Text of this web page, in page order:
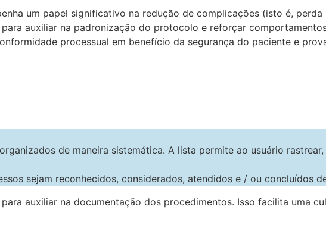
um papel significativo na redução de complicações (isto é, perda
auxiliar na padronização do protocolo e reforçar
processual em benefício da segurança do paciente e
de maneira sistemática. A lista permite ao usuário
sejam reconhecidos, considerados, atendidos e / ou concluídos
auxiliar na documentação dos procedimentos. Isso facilita uma